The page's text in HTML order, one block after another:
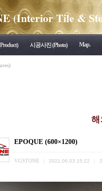
(Interior Tile &
시공사진 (Photo) Map.
해
EPOQUE (600×1200)
VGSTONE 2021.06.03 15:22